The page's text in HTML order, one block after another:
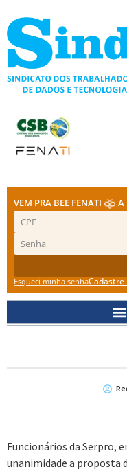
para
conteúdo
VEM PRA BEE FENATI A
Esqueci minha senha
Funcionários da Serpro,
unanimidade a proposta